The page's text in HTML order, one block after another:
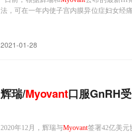
法，可在一年内使子宫内膜异位症妇女经
2021-01-28
辉瑞/Myovant口服GnRH
2020年12月，辉瑞与Myovant签署42亿美元